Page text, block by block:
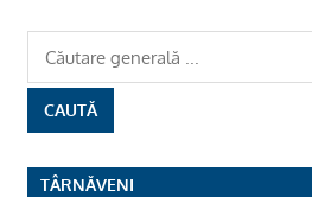
TÂRNĂVENI